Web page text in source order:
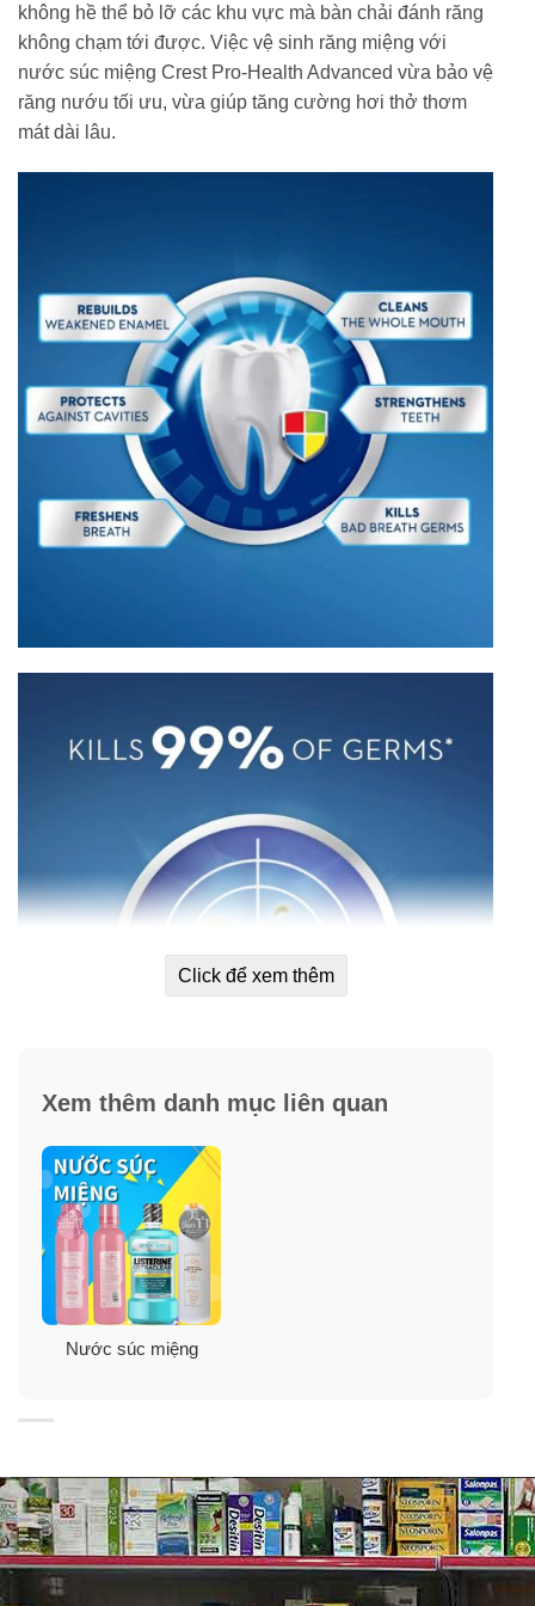
không hề thể bỏ lỡ các khu vực mà bàn chải đánh răng
không chạm tới được. Việc vệ sinh răng miệng với
nước súc miệng Crest Pro-Health Advanced vừa bảo vệ
răng nướu tối ưu, vừa giúp tăng cường hơi thở thơm
mát dài lâu.
Click để xem thêm
Xem thêm danh mục liên quan
Nước súc miệng